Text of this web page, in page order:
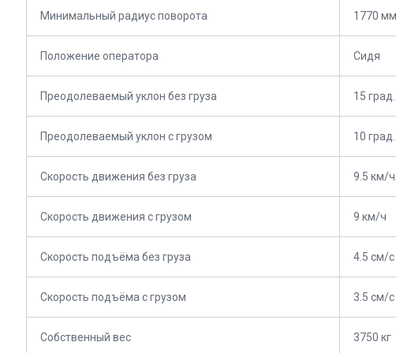
Минимальный радиус поворота 1770 мм
Положение оператора Сидя
Преодолеваемый уклон без груза 15 град.
Преодолеваемый уклон с грузом 10 град.
Скорость движения без груза 9.5 км/ч
Скорость движения с грузом 9 км/ч
Скорость подъёма без груза 4.5 см/с
Скорость подъёма с грузом 3.5 см/с
Собственный вес 3750 кг